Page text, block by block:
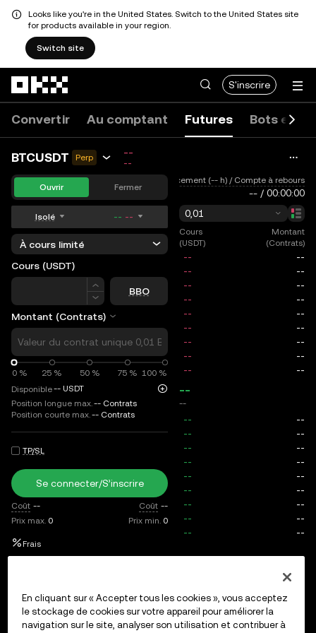
Looks like you're in the United States. Switch to the United States site
for products available in your region.
Switch site
S'inscrire
Convertir Au comptant Futures Bots et
BTCUSDT Perp --
--
Ouvrir Fermer
Isolé -- --
À cours limité
Cours (USDT)
Cours
BBO
Montant (Contrats)
Montant
0 % 25 % 50 % 75 % 100 %
0 %
Disponible-- USDT
Position longue max.-- Contrats
Position courte max.-- Contrats
TP/SL
Se connecter/S’inscrire
Coût -- Coût --
Prix max. 0 Prix min. 0
Frais
Taux de financement (-- h) / Compte à rebours
--/ 00:00:00
0,01
Cours
(USDT)
Montant
(Contrats)
--
--
Positions ouvertes
En cliquant sur « Accepter tous les cookies », vous acceptez
le stockage de cookies sur votre appareil pour améliorer la
navigation sur le site, analyser son utilisation et contribuer à